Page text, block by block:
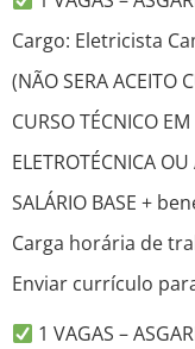
Cargo: Eletricista
(NÃO SERA ACEITO
CURSO TÉCNICO
ELETROTÉCNICA OU
SALÁRIO BASE +
Carga horária de
Enviar currículo
1 VAGAS –